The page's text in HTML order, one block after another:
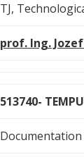
TJ,
prof. Ing.
513740-